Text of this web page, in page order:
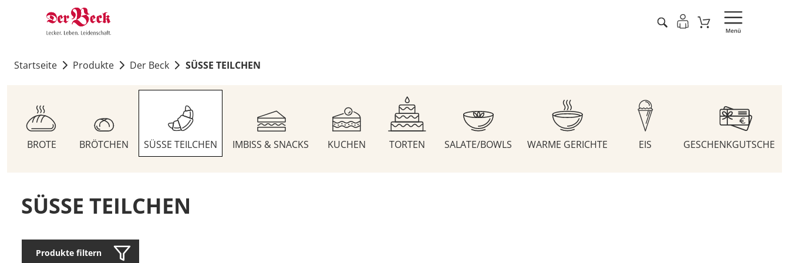
Startseite Produkte Der Beck SÜSSE TEILCHEN
BROTE BRÖTCHEN SÜSSE TEILCHEN IMBISS & SNACKS KUCHEN TORTEN SALATE/BOWLS WARME GERICHTE EIS GESCHENKGUTSCHEINE
SÜSSE TEILCHEN
Produkte filtern